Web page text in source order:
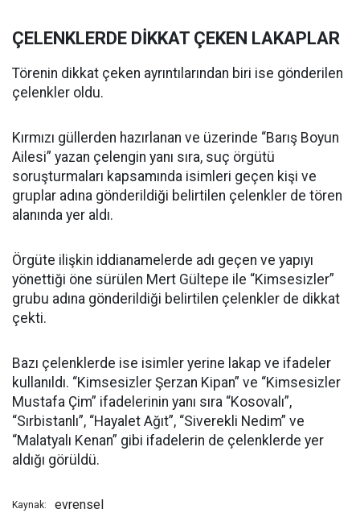
ÇELENKLERDE DİKKAT ÇEKEN LAKAPLAR
Törenin dikkat çeken ayrıntılarından biri ise gönderilen
çelenkler oldu.
Kırmızı güllerden hazırlanan ve üzerinde “Barış Boyun
Ailesi” yazan çelengin yanı sıra, suç örgütü
soruşturmaları kapsamında isimleri geçen kişi ve
gruplar adına gönderildiği belirtilen çelenkler de tören
alanında yer aldı.
Örgüte ilişkin iddianamelerde adı geçen ve yapıyı
yönettiği öne sürülen Mert Gültepe ile “Kimsesizler”
grubu adına gönderildiği belirtilen çelenkler de dikkat
çekti.
Bazı çelenklerde ise isimler yerine lakap ve ifadeler
kullanıldı. “Kimsesizler Şerzan Kipan” ve “Kimsesizler
Mustafa Çim” ifadelerinin yanı sıra “Kosovalı”,
“Sırbistanlı”, “Hayalet Ağıt”, “Siverekli Nedim” ve
“Malatyalı Kenan” gibi ifadelerin de çelenklerde yer
aldığı görüldü.
Kaynak: evrensel